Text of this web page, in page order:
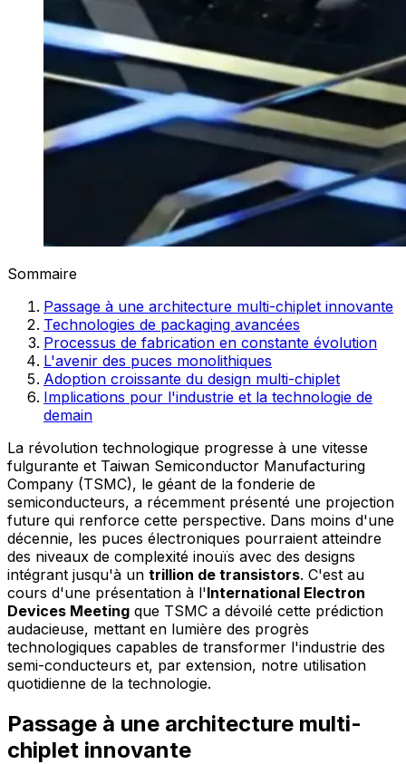
Sommaire
Passage à une architecture multi-chiplet innovante
Technologies de packaging avancées
Processus de fabrication en constante évolution
L'avenir des puces monolithiques
Adoption croissante du design multi-chiplet
Implications pour l'industrie et la technologie de
demain
La révolution technologique progresse à une vitesse
fulgurante et Taiwan Semiconductor Manufacturing
Company (TSMC), le géant de la fonderie de
semiconducteurs, a récemment présenté une projection
future qui renforce cette perspective. Dans moins d'une
décennie, les puces électroniques pourraient atteindre
des niveaux de complexité inouïs avec des designs
intégrant jusqu'à un trillion de transistors. C'est au
cours d'une présentation à l'International Electron
Devices Meeting que TSMC a dévoilé cette prédiction
audacieuse, mettant en lumière des progrès
technologiques capables de transformer l'industrie des
semi-conducteurs et, par extension, notre utilisation
quotidienne de la technologie.
Passage à une architecture multi-
chiplet innovante